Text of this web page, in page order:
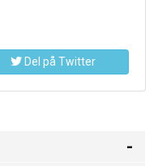
Del på Twitter